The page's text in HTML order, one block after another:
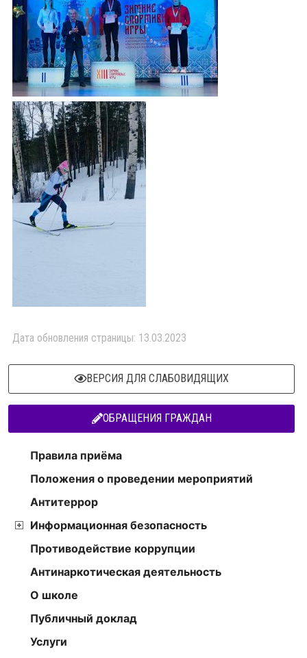
Дата обновления страницы: 13.03.2023
ВЕРСИЯ ДЛЯ СЛАБОВИДЯЩИХ
ОБРАЩЕНИЯ ГРАЖДАН
Правила приёма
Положения о проведении мероприятий
Антитеррор
Информационная безопасность
Противодействие коррупции
Антинаркотическая деятельность
О школе
Публичный доклад
Услуги